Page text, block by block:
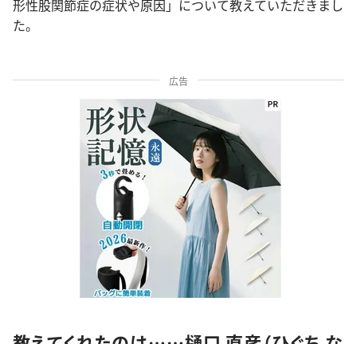
形性股関節症の症状や原因」について教えていただきまし
た。
広告